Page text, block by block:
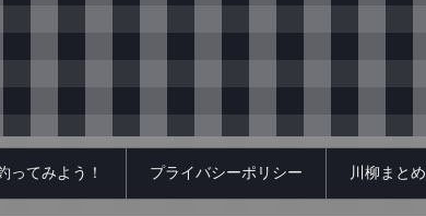
ってみよう！ プライバシーポリシー 川柳まとめ